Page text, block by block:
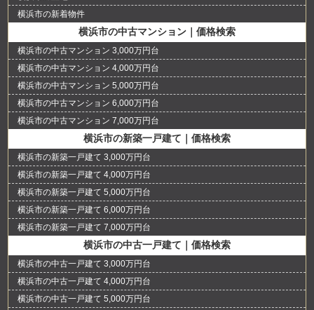
横浜市の新着物件
横浜市の中古マンション｜価格検索
横浜市の中古マンション 3,000万円台
横浜市の中古マンション 4,000万円台
横浜市の中古マンション 5,000万円台
横浜市の中古マンション 6,000万円台
横浜市の中古マンション 7,000万円台
横浜市の新築一戸建て｜価格検索
横浜市の新築一戸建て 3,000万円台
横浜市の新築一戸建て 4,000万円台
横浜市の新築一戸建て 5,000万円台
横浜市の新築一戸建て 6,000万円台
横浜市の新築一戸建て 7,000万円台
横浜市の中古一戸建て｜価格検索
横浜市の中古一戸建て 3,000万円台
横浜市の中古一戸建て 4,000万円台
横浜市の中古一戸建て 5,000万円台